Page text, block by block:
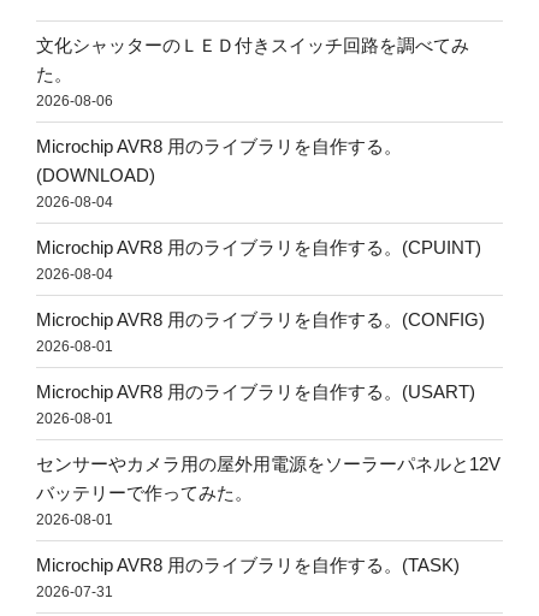
文化シャッターのＬＥＤ付きスイッチ回路を調べてみ
た。
2026-08-06
Microchip AVR8 用のライブラリを自作する。
(DOWNLOAD)
2026-08-04
Microchip AVR8 用のライブラリを自作する。(CPUINT)
2026-08-04
Microchip AVR8 用のライブラリを自作する。(CONFIG)
2026-08-01
Microchip AVR8 用のライブラリを自作する。(USART)
2026-08-01
センサーやカメラ用の屋外用電源をソーラーパネルと12V
バッテリーで作ってみた。
2026-08-01
Microchip AVR8 用のライブラリを自作する。(TASK)
2026-07-31